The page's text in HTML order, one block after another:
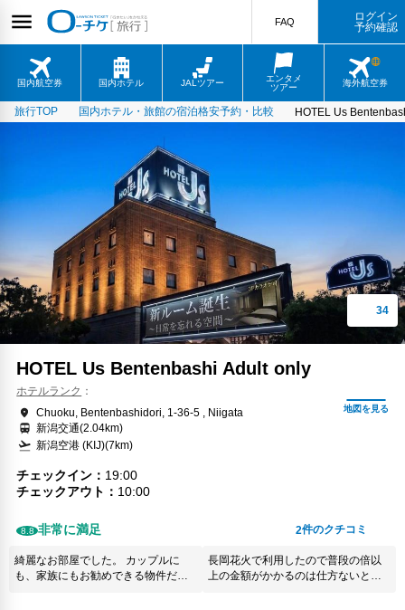
国内航空券 国内ホテル JALツアー
エンタメ
ツアー
海外航空券
FAQ
ログイン
予約確認
旅行TOP 国内ホテル・旅館の宿泊格安予約・比較 HOTEL Us
HOTEL Us Bentenbashi Adult only
ホテルランク
Chuoku, Bentenbashidori, 1-36-5 , Niigata
新潟交通(2.04km)
新潟空港 (KIJ)(7km)
チェックイン
19:00
チェックアウト
10:00
8.8 非常に満足 2件のクチコミ
綺麗なお部屋でした。 カップルに
も、家族にもお勧めできる物件だと
長岡花火で利用したので普段の倍以
上の金額がかかるのは仕方ないと理